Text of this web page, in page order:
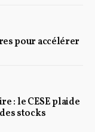
pour accélérer
: le CESE plaide
stocks